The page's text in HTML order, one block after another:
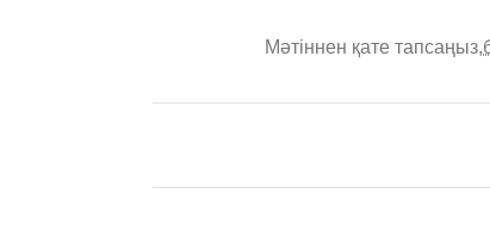
Мәтіннен қате тапсаңыз,